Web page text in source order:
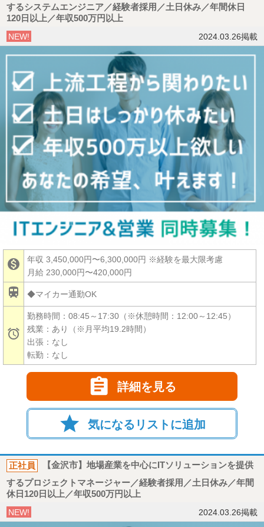
するシステムエンジニア／経験者採用／土日休み／年間休日
120日以上／年収500万円以上
NEW!
2024.03.26掲載
 年収 3,450,000円〜6,300,000円 ※経験を最大限考慮
月給 230,000円〜420,000円
 ◆マイカー通勤OK

勤務時間：08:45～17:30（※休憩時間：12:00～12:45）
残業：あり（※月平均19.2時間）
出張：なし
転勤：なし
 詳細を見る
star 気になるリストに追加
正社員
【金沢市】地場産業を中心にITソリューションを提供
するプロジェクトマネージャー／経験者採用／土日休み／年間
休日120日以上／年収500万円以上
NEW!
2024.03.26掲載